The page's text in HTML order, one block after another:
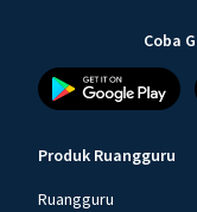
Coba
Produk Ruangguru
Ruangguru